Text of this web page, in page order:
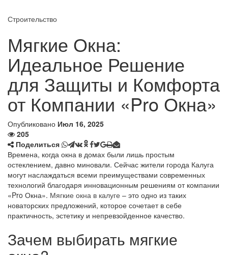
Строительство
Мягкие Окна:
Идеальное Решение
для Защиты и Комфорта
от Компании «Pro Окна»
Опубликовано Июл 16, 2025
205
Поделиться
Времена, когда окна в домах были лишь простым
остеклением, давно миновали. Сейчас жители города Калуга
могут наслаждаться всеми преимуществами современных
технологий благодаря инновационным решениям от компании
«Pro Окна». Мягкие окна в калуге – это одно из таких
новаторских предложений, которое сочетает в себе
практичность, эстетику и непревзойденное качество.
Зачем выбирать мягкие